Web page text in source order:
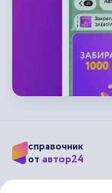
справочник
от автор24